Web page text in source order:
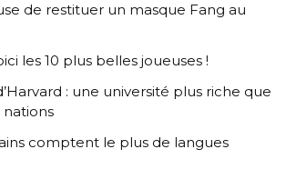
de restituer un masque Fang au
les 10 plus belles joueuses !
: une université plus riche que
comptent le plus de langues